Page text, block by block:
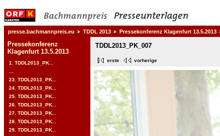
presse.bachmannpreis.eu TDDL 2013 Pressekonferenz Klagenfurt 13.5.2013
Pressekonferenz
Klagenfurt 13.5.2013
1. TDDL2013_PK...
23. TDDL2013_PK...
24. TDDL2013_PK...
25. TDDL2013_PK...
26. TDDL2013_PK...
27. TDDL2013_PK...
28. TDDL2013_PK...
29. TDDL2013_PK...
TDDL2013_PK_007
erste vorherige